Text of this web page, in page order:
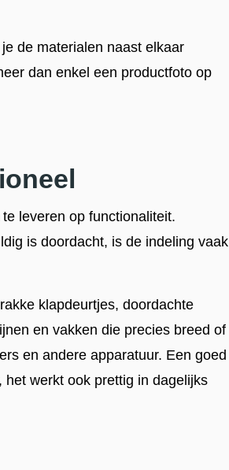
de materialen naast elkaar
dan enkel een productfoto op
leveren op functionaliteit.
is doordacht, is de indeling vaak
klapdeurtjes, doordachte
en vakken die precies breed of
en andere apparatuur. Een goed
werkt ook prettig in dagelijks